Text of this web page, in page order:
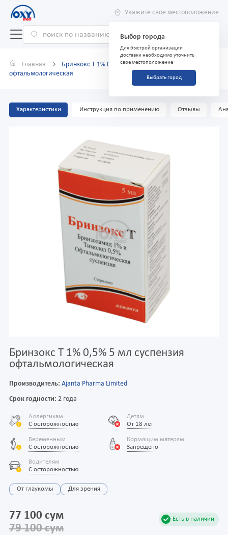
Укажите свое местоположение
Выбор города
Для быстрой организации
доставки необходимо уточнить
свое местоположение
Выбрать город
Главная
Бринзокс Т 1% 0,5% 5 мл суспензия
офтальмологическая
Характеристики Инструкция по применению Отзывы
Бринзокс Т 1% 0,5% 5 мл суспензия
офтальмологическая
Производитель: Ajanta Pharma Limited
Срок годности: 2 года
Аллергикам
С осторожностью
Детям
От 18 лет
Беременным
С осторожностью
Кормящим матерям
Запрещено
Водителям
С осторожностью
От глаукомы Для зрения
Есть в наличии
77 100 сум
79 100 сум